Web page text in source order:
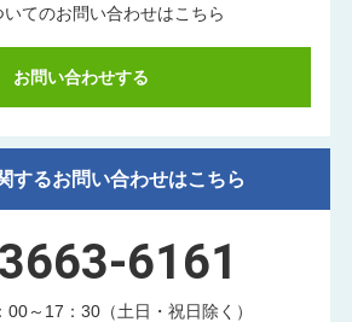
てのお問い合わせはこちら
お問い合わせする
するお問い合わせはこちら
6161
00～17：30（土日・祝日除く）